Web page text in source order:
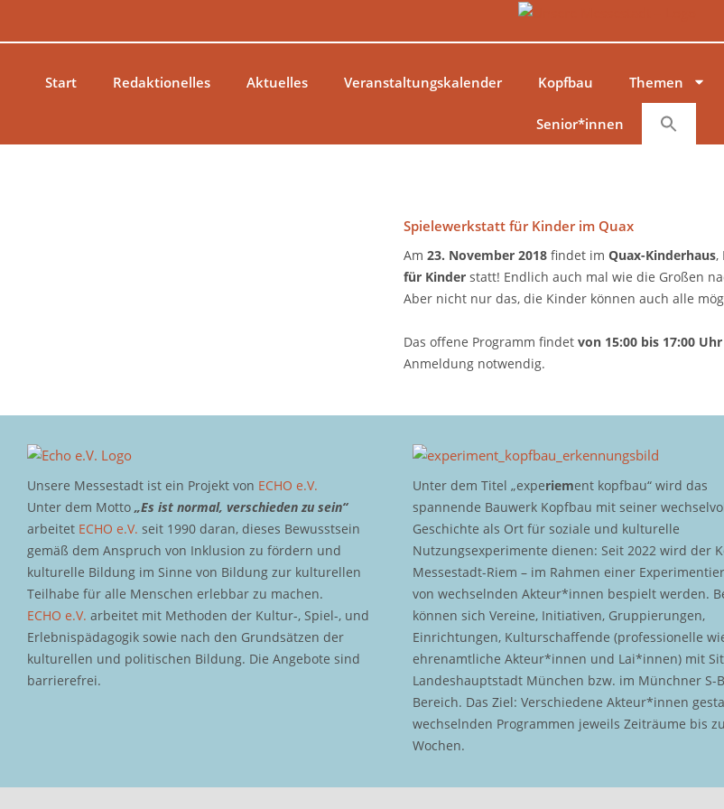
Start
Redaktionelles Aktuelles Veranstaltungskalender Kopfbau Themen
Senior*innen
Spielewerkstatt für Kinder im Quax
Am 23. November 2018findet im Quax-Kinderhaus,
für Kinderstatt! Endlich auch mal wie die Großen
Aber nicht nur das, die Kinder können auch alle
Das offene Programm findet von 15:00 bis 17:00 Uhr
Anmeldung notwendig.
Unsere Messestadt ist ein Projekt von ECHO e.V.
Unter dem Motto „Es ist normal, verschieden zu sein“
arbeitet ECHO e.V. seit 1990 daran, dieses Bewusstsein
gemäß dem Anspruch von Inklusion zu fördern und
kulturelle Bildung im Sinne von Bildung zur kulturellen
Teilhabe für alle Menschen erlebbar zu machen.
ECHO e.V. arbeitet mit Methoden der Kultur-, Spiel-, und
Erlebnispädagogik sowie nach den Grundsätzen der
kulturellen und politischen Bildung. Die Angebote sind
barrierefrei.
Unter dem Titel „experiement kopfbau“ wird das
spannende Bauwerk Kopfbau mit seiner
Geschichte als Ort für soziale und kulturelle
Nutzungsexperimente dienen: Seit 2022 wird der
Messestadt-Riem – im Rahmen einer
von wechselnden Akteur*innen bespielt werden.
können sich Vereine, Initiativen, Gruppierungen,
Einrichtungen, Kulturschaffende (professionelle
ehrenamtliche Akteur*innen und Lai*innen) mit
Landeshauptstadt München bzw. im Münchner S-
Bereich. Das Ziel: Verschiedene Akteur*innen
wechselnden Programmen jeweils Zeiträume bis
Wochen.